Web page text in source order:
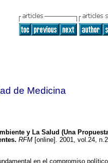
de Medicina
y La Salud (Una
. RFM [online]. 2001, vol.24,
en el compromiso